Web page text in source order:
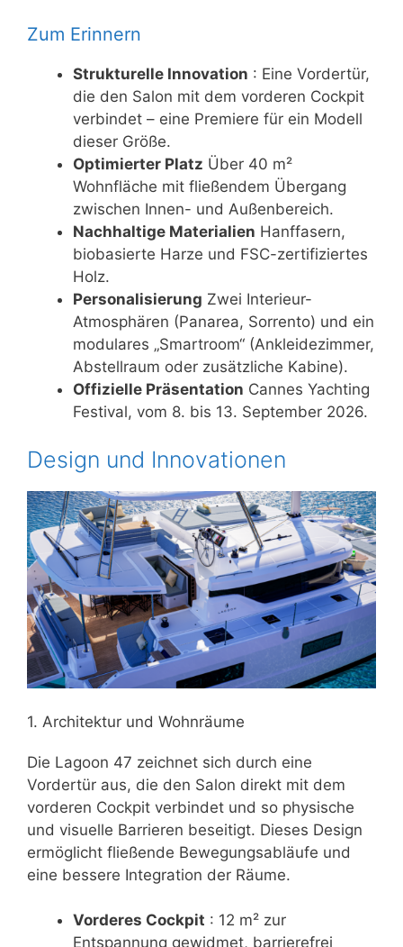
Zum Erinnern
Strukturelle Innovation : Eine Vordertür,
die den Salon mit dem vorderen Cockpit
verbindet – eine Premiere für ein Modell
dieser Größe.
Optimierter Platz Über 40 m²
Wohnfläche mit fließendem Übergang
zwischen Innen- und Außenbereich.
Nachhaltige Materialien Hanffasern,
biobasierte Harze und FSC-zertifiziertes
Holz.
Personalisierung Zwei Interieur-
Atmosphären (Panarea, Sorrento) und ein
modulares „Smartroom“ (Ankleidezimmer,
Abstellraum oder zusätzliche Kabine).
Offizielle Präsentation Cannes Yachting
Festival, vom 8. bis 13. September 2026.
Design und Innovationen
1. Architektur und Wohnräume
Die Lagoon 47 zeichnet sich durch eine
Vordertür aus, die den Salon direkt mit dem
vorderen Cockpit verbindet und so physische
und visuelle Barrieren beseitigt. Dieses Design
ermöglicht fließende Bewegungsabläufe und
eine bessere Integration der Räume.
Vorderes Cockpit : 12 m² zur
Entspannung gewidmet, barrierefrei